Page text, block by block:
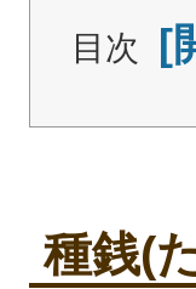
目次
種
種銭(